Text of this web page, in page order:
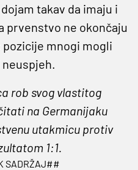
takav da imaju i
prvenstvo ne okončaju
mnogi mogli
rob svog vlastitog
na Germanijaku
utakmicu protiv
1:1.
SADRŽAJ##